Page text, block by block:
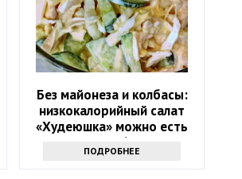
Без майонеза и колбасы:
низкокалорийный салат
«Худеюшка» можно есть
даже после 6 вечера
ПОДРОБНЕЕ